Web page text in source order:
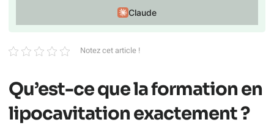
Claude
Notez cet article !
Qu’est-ce que la formation en
lipocavitation exactement ?